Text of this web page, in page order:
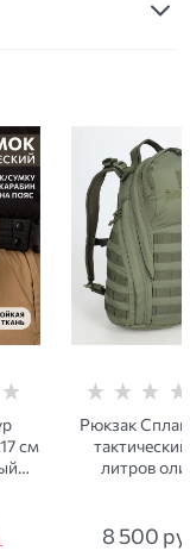
см
Рюкзак Сплав
литров
8 500